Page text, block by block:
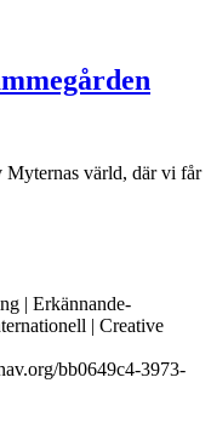
Myternas värld, där vi får
| Erkännande-
| Creative
bb0649c4-3973-